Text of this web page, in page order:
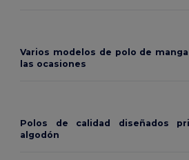
Varios modelos de polo de
las ocasiones
Polos de calidad diseñados
algodón